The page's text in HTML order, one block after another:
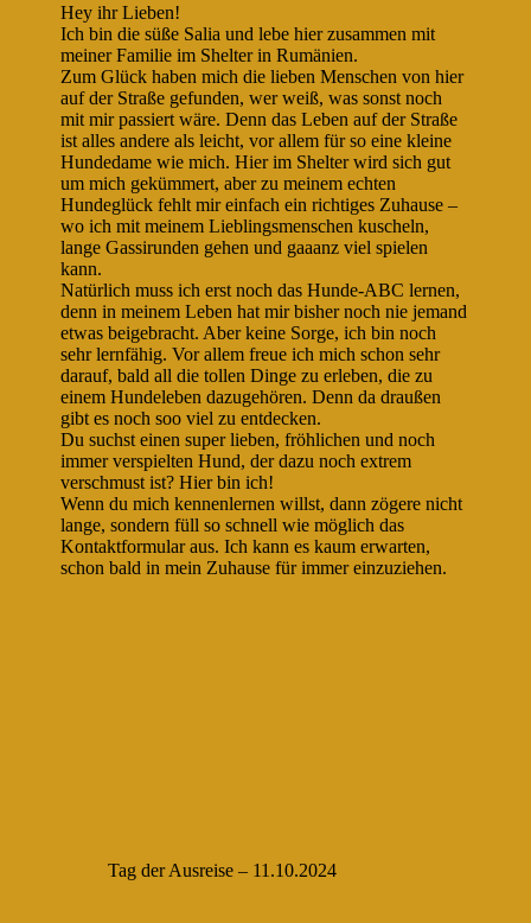
Hey ihr Lieben!
Ich bin die süße Salia und lebe hier zusammen mit
meiner Familie im Shelter in Rumänien.
Zum Glück haben mich die lieben Menschen von hier
auf der Straße gefunden, wer weiß, was sonst noch
mit mir passiert wäre. Denn das Leben auf der Straße
ist alles andere als leicht, vor allem für so eine kleine
Hundedame wie mich. Hier im Shelter wird sich gut
um mich gekümmert, aber zu meinem echten
Hundeglück fehlt mir einfach ein richtiges Zuhause –
wo ich mit meinem Lieblingsmenschen kuscheln,
lange Gassirunden gehen und gaaanz viel spielen
kann.
Natürlich muss ich erst noch das Hunde-ABC lernen,
denn in meinem Leben hat mir bisher noch nie jemand
etwas beigebracht. Aber keine Sorge, ich bin noch
sehr lernfähig. Vor allem freue ich mich schon sehr
darauf, bald all die tollen Dinge zu erleben, die zu
einem Hundeleben dazugehören. Denn da draußen
gibt es noch soo viel zu entdecken.
Du suchst einen super lieben, fröhlichen und noch
immer verspielten Hund, der dazu noch extrem
verschmust ist? Hier bin ich!
Wenn du mich kennenlernen willst, dann zögere nicht
lange, sondern füll so schnell wie möglich das
Kontaktformular aus. Ich kann es kaum erwarten,
schon bald in mein Zuhause für immer einzuziehen.
Tag der Ausreise – 11.10.2024